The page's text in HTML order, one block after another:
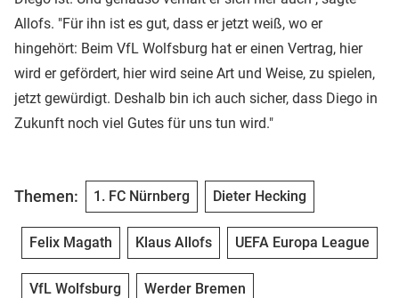
Allofs. "Für ihn ist es gut, dass er jetzt weiß, wo er
hingehört: Beim VfL Wolfsburg hat er einen Vertrag, hier
wird er gefördert, hier wird seine Art und Weise, zu spielen,
jetzt gewürdigt. Deshalb bin ich auch sicher, dass Diego in
Zukunft noch viel Gutes für uns tun wird."
Themen: 1. FC Nürnberg Dieter Hecking
Felix Magath Klaus Allofs UEFA Europa League
VfL Wolfsburg Werder Bremen